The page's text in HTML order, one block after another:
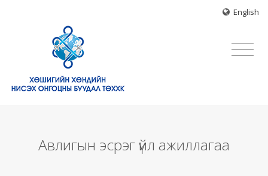
English
Авлигын эсрэг үйл ажиллагаа